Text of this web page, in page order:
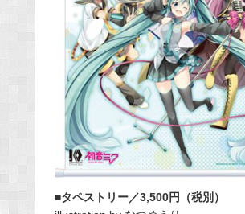
■タペストリー／3,500円（税別）